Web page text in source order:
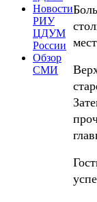
Новости
РИУ
ЦДУМ
России
Обзор
СМИ